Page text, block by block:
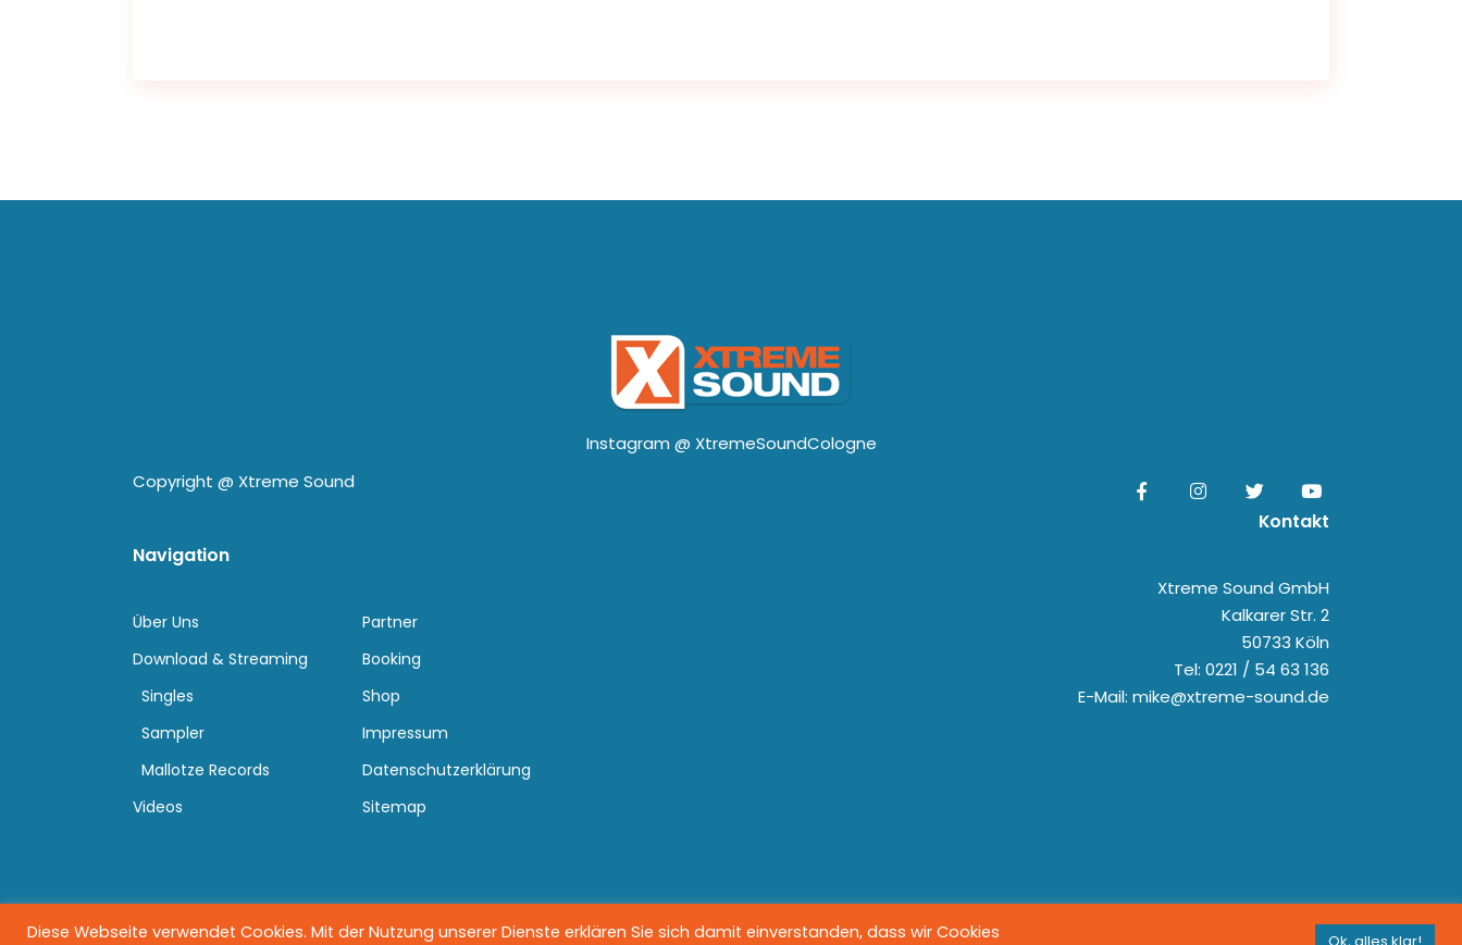
Instagram @ XtremeSoundCologne
Copyright @ Xtreme Sound
Navigation
Über Uns
Download & Streaming
Singles
Sampler
Mallotze Records
Videos
Partner
Booking
Shop
Impressum
Datenschutzerklärung
Sitemap
Kontakt
Xtreme Sound GmbH
Kalkarer Str. 2
50733 Köln
Tel: 0221 / 54 63 136
E-Mail: mike@xtreme-sound.de
Diese Webseite verwendet Cookies. Mit der Nutzung unserer Dienste erklären Sie sich damit einverstanden, dass wir Cookies